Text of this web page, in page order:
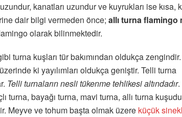
kanatları uzundur ve kuyrukları ise kısa,
dair bilgi vermeden önce; allı turna flamingo
olarak bilinmektedir.
turna kuşları tür bakımından oldukça
ki yayılımları oldukça geniştir. Telli turna
Telli turnaların nesli tükenme tehlikesi altındadır.
turna, bayağı turna, mavi turna, allı turna
Meyve ve tohum başta olmak üzere küçük